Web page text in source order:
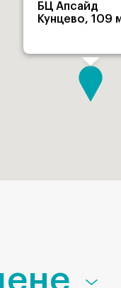
БЦ Апсайд
Кунцево, 109